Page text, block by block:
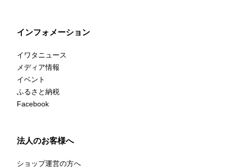
インフォメーション
イワタニュース
メディア情報
イベント
ふるさと納税
Facebook
法人のお客様へ
ショップ運営の方へ